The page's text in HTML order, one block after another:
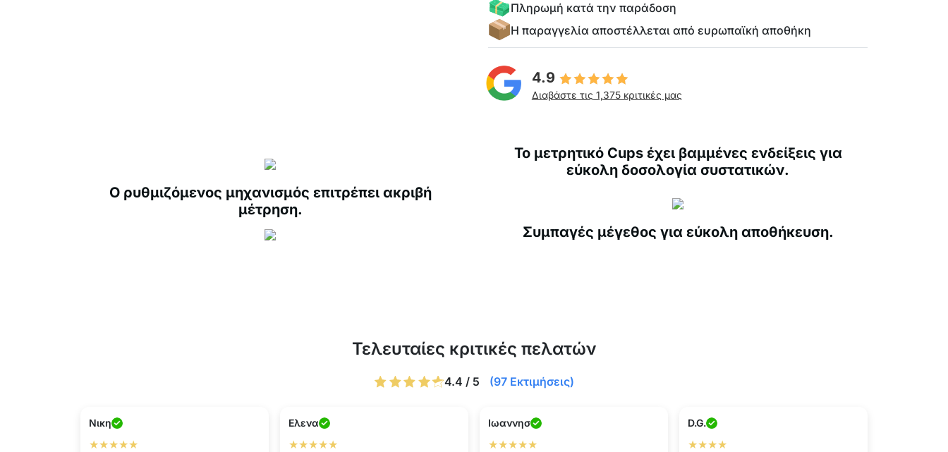
Πληρωμή κατά την παράδοση
Η παραγγελία αποστέλλεται από ευρωπαϊκή αποθήκη
4.9
Διαβάστε τις 1,375 κριτικές μας
Το μετρητικό Cups έχει βαμμένες ενδείξεις για
εύκολη δοσολογία συστατικών.
Ο ρυθμιζόμενος μηχανισμός επιτρέπει ακριβή
μέτρηση.
Συμπαγές μέγεθος για εύκολη αποθήκευση.
Τελευταίες κριτικές πελατών
4.4 / 5 (97 Εκτιμήσεις)
Νικη
★★★★★
Ελενα
★★★★★
Ιωαννησ
★★★★★
D.G.
★★★★